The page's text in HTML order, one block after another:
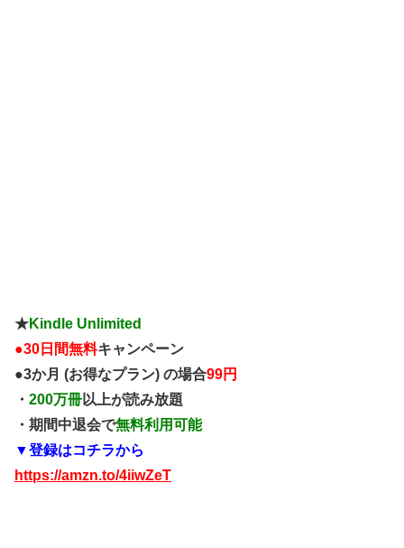
★Kindle Unlimited
●30日間無料キャンペーン
●3か月 (お得なプラン) の場合99円
・ 200万冊以上が読み放題
・期間中退会で無料利用可能
▼登録はコチラから
https://amzn.to/4iiwZeT